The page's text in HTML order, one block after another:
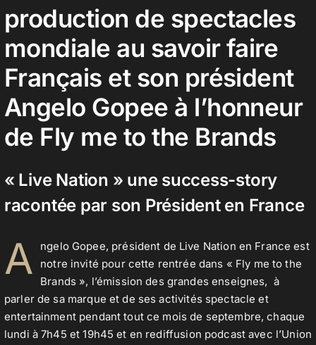
Contact
production de spectacles
mondiale au savoir faire
Français et son président
Angelo Gopee à l’honneur
de Fly me to the Brands
« Live Nation » une success-story
racontée par son Président en France
A
ngelo Gopee, président de Live Nation en France est
notre invité pour cette rentrée dans « Fly me to the
Brands », l’émission des grandes enseignes, à
parler de sa marque et de ses activités spectacle et
entertainment pendant tout ce mois de septembre, chaque
lundi à 7h45 et 19h45 et en rediffusion podcast avec l’Union